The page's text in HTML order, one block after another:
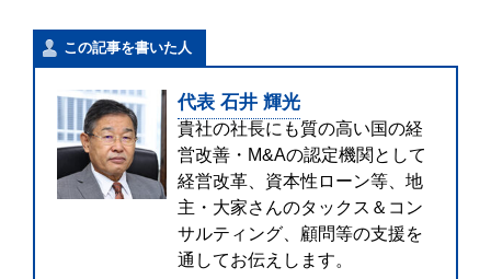
この記事を書いた人
代表 石井 輝光
貴社の社長にも質の高い国の経
営改善・M&Aの認定機関として
経営改革、資本性ローン等、地
主・大家さんのタックス＆コン
サルティング、顧問等の支援を
通してお伝えします。